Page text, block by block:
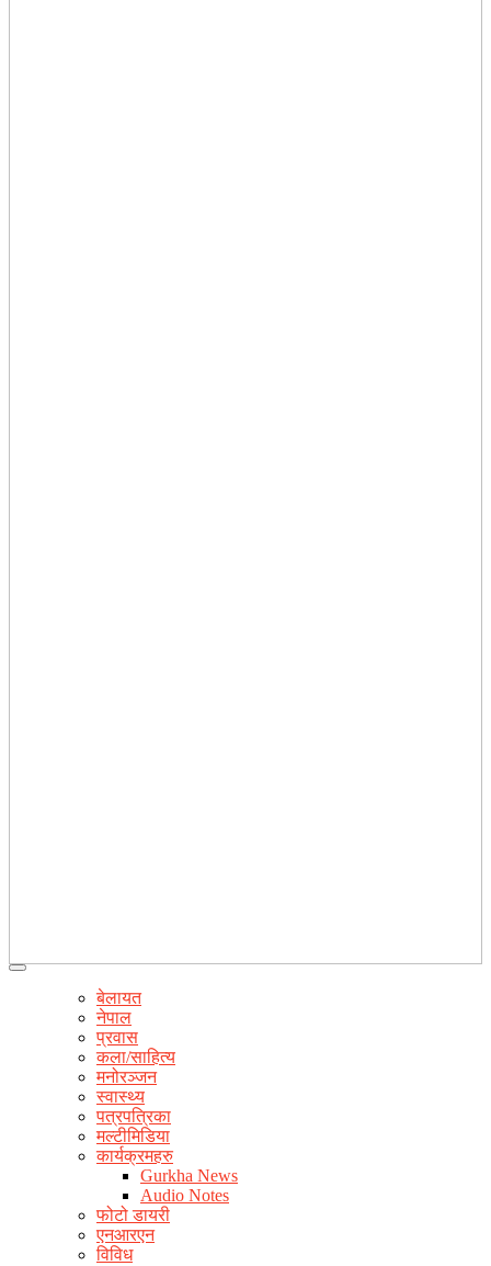
बेलायत
नेपाल
प्रवास
कला/साहित्य
मनोरञ्जन
स्वास्थ्य
पत्रपत्रिका
मल्टीमिडिया
कार्यक्रमहरु
Gurkha News
Audio Notes
फोटो डायरी
एनआरएन
विविध